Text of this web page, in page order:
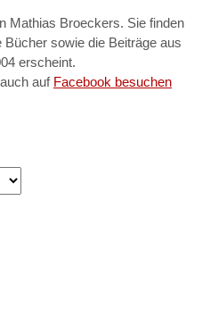
Mathias Broeckers. Sie finden
Bücher sowie die Beiträge aus
erscheint.
auf Facebook besuchen